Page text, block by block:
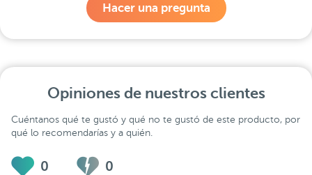
Hacer una pregunta
Opiniones de nuestros clientes
Cuéntanos qué te gustó y qué no te gustó de este producto, por
qué lo recomendarías y a quién.
0 0